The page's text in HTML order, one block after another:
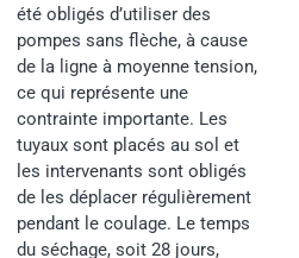
été obligés d’utiliser des
pompes sans flèche, à cause
de la ligne à moyenne tension,
ce qui représente une
contrainte importante. Les
tuyaux sont placés au sol et
les intervenants sont obligés
de les déplacer régulièrement
pendant le coulage. Le temps
du séchage, soit 28 jours,